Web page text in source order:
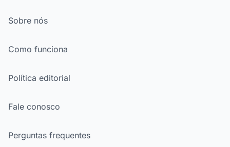
Sobre nós
Como funciona
Política editorial
Fale conosco
Perguntas frequentes